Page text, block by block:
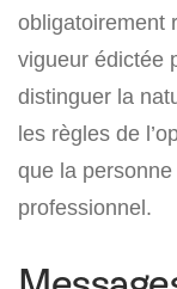
obligatoirement
vigueur édictée
distinguer la
les règles de
que la
professionnel.